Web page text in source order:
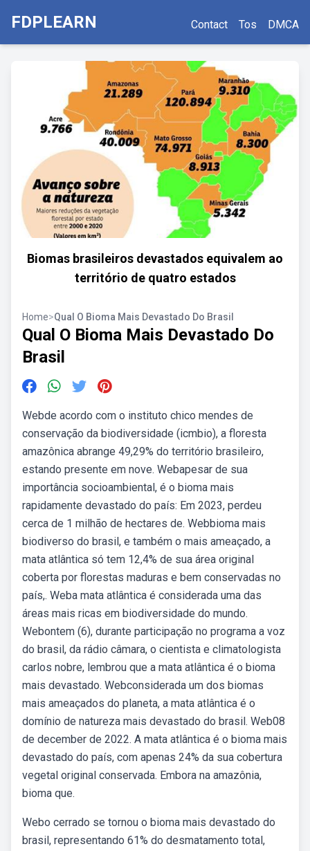
FDPLEARN Contact Tos DMCA
Biomas brasileiros devastados equivalem ao
território de quatro estados
Home>Qual O Bioma Mais Devastado Do Brasil
Qual O Bioma Mais Devastado Do
Brasil
Webde acordo com o instituto chico mendes de
conservação da biodiversidade (icmbio), a floresta
amazônica abrange 49,29% do território brasileiro,
estando presente em nove. Webapesar de sua
importância socioambiental, é o bioma mais
rapidamente devastado do país: Em 2023, perdeu
cerca de 1 milhão de hectares de. Webbioma mais
biodiverso do brasil, e também o mais ameaçado, a
mata atlântica só tem 12,4% de sua área original
coberta por florestas maduras e bem conservadas no
país,. Weba mata atlântica é considerada uma das
áreas mais ricas em biodiversidade do mundo.
Webontem (6), durante participação no programa a voz
do brasil, da rádio câmara, o cientista e climatologista
carlos nobre, lembrou que a mata atlântica é o bioma
mais devastado. Webconsiderada um dos biomas
mais ameaçados do planeta, a mata atlântica é o
domínio de natureza mais devastado do brasil. Web08
de december de 2022. A mata atlântica é o bioma mais
devastado do país, com apenas 24% da sua cobertura
vegetal original conservada. Embora na amazônia,
bioma que.
Webo cerrado se tornou o bioma mais devastado do
brasil, representando 61% do desmatamento total,